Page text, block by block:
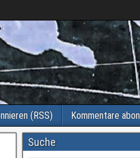
(RSS) Kommentare
Suche